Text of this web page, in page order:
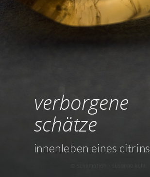
verborgene
schätze
innenleben eines citrins